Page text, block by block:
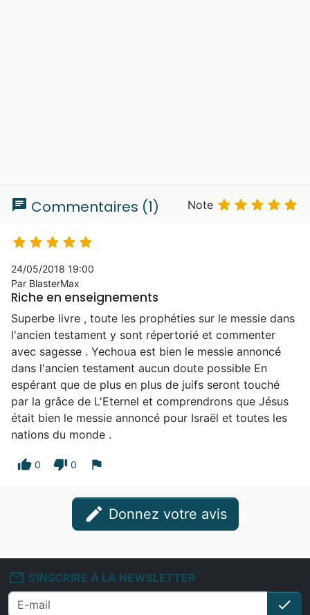
chat Commentaires (1) Note     
    
24/05/2018 19:00
Par BlasterMax
Riche en enseignements
Superbe livre , toute les prophéties sur le messie dans
l'ancien testament y sont répertorié et commenter
avec sagesse . Yechoua est bien le messie annoncé
dans l'ancien testament aucun doute possible En
espérant que de plus en plus de juifs seront touché
par la grâce de L'Eternel et comprendrons que Jésus
était bien le messie annoncé pour Israël et toutes les
nations du monde .
thumb_up 0 thumb_down 0 flag
edit Donnez votre avis
mail_outline S'INSCRIRE À LA NEWSLETTER
check